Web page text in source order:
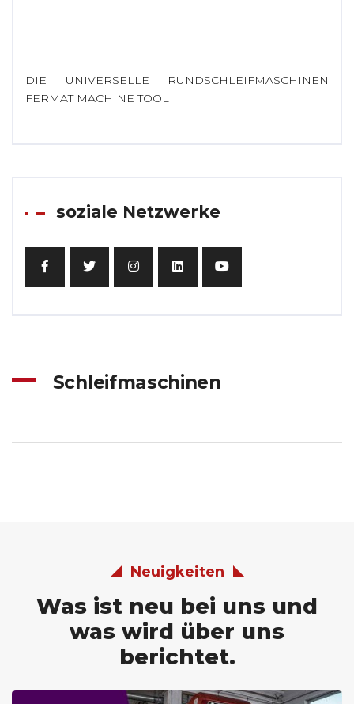
DIE UNIVERSELLE RUNDSCHLEIFMASCHINEN
FERMAT MACHINE TOOL
soziale Netzwerke
Schleifmaschinen
Neuigkeiten
Was ist neu bei uns und
was wird über uns
berichtet.